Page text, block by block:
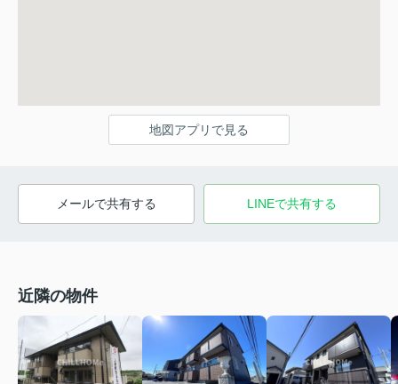
地図アプリで見る
メールで共有する LINEで共有する
近隣の物件